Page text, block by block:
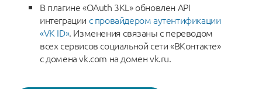
В плагине «OAuth 3KL» обновлен API
интеграции с провайдером аутентификации
«VK ID». Изменения связаны с переводом
всех сервисов социальной сети «ВКонтакте»
с домена vk.com на домен vk.ru.